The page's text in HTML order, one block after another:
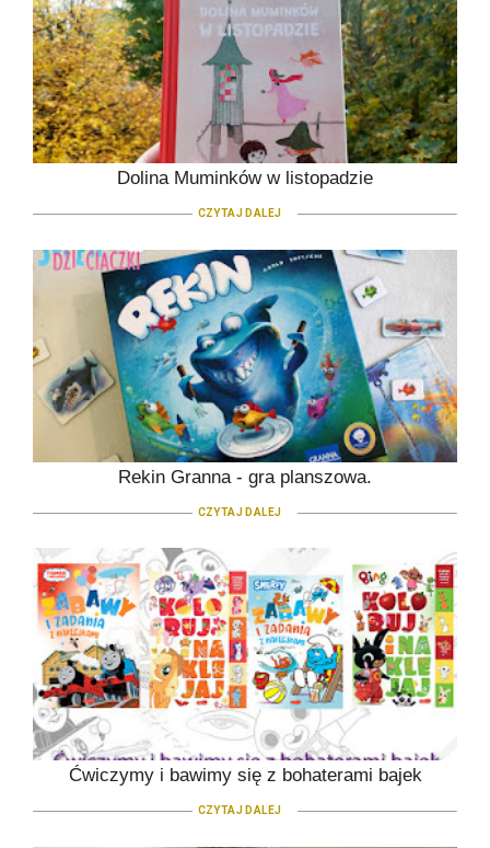
Dolina Muminków w listopadzie
CZYTAJ DALEJ
Rekin Granna - gra planszowa.
CZYTAJ DALEJ
Ćwiczymy i bawimy się z bohaterami bajek
CZYTAJ DALEJ